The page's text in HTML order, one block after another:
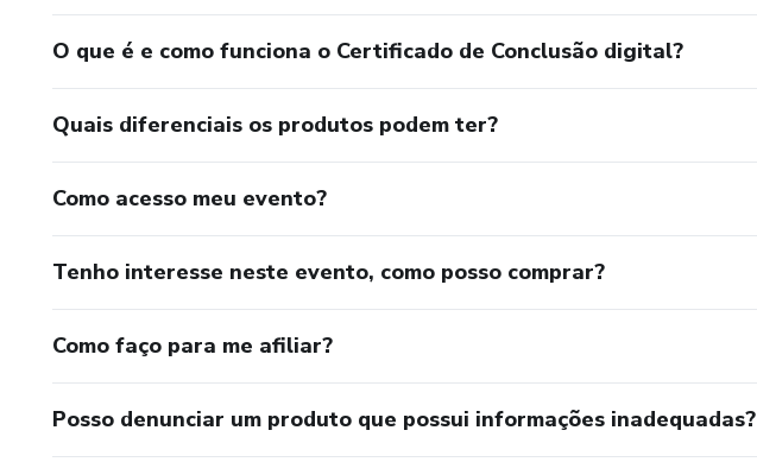
O que é e como funciona o Certificado de Conclusão digital?
Quais diferenciais os produtos podem ter?
Como acesso meu evento?
Tenho interesse neste evento, como posso comprar?
Como faço para me afiliar?
Posso denunciar um produto que possui informações inadequadas?